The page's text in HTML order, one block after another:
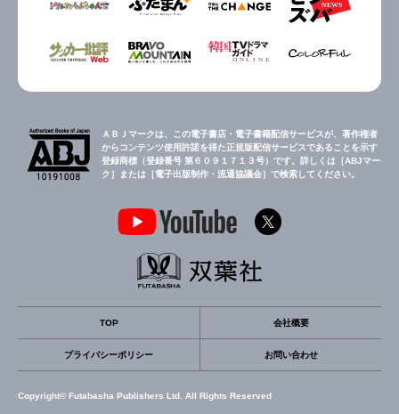
ＡＢＪマークは、この電子書店・電子書籍配信サービスが、著作権者
からコンテンツ使用許諾を得た正規版配信サービスであることを示す
登録商標（登録番号 第６０９１７１３号）です。詳しくは［ABJマー
ク］または［電子出版制作・流通協議会］で検索してください。
TOP 会社概要
プライバシーポリシー お問い合わせ
Copyright© Futabasha Publishers Ltd. All Rights Reserved